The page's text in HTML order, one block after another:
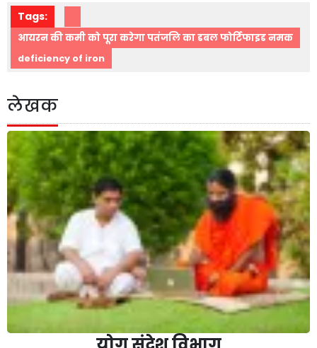
Tags:
आयरन की कमी को पूरा करेगा पतंजलि का डबल फोर्टिफाइड नमक
deficiency of iron
लेखक